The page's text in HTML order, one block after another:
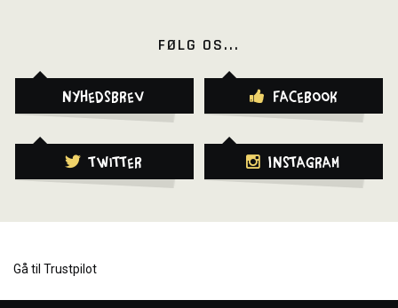
FØLG OS...
Nyhedsbrev Facebook
Twitter Instagram
Gå til Trustpilot